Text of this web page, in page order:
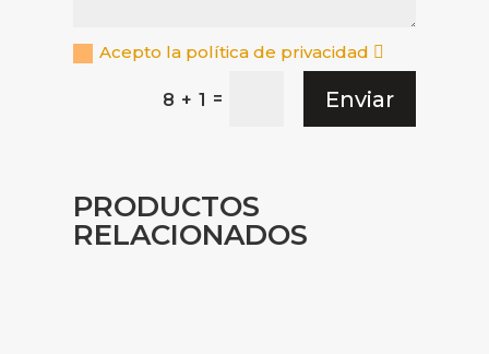
Acepto la política de privacidad
8 + 1 = Enviar
PRODUCTOS
RELACIONADOS